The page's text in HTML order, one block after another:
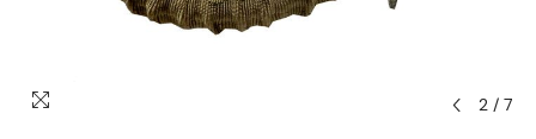
2 / 7